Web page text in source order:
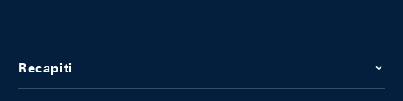
Recapiti